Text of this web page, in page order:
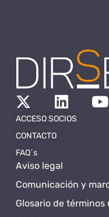
Aviso legal
Comunicación y
Glosario de
ACCESO SOCIOS
CONTACTO
FAQ´s